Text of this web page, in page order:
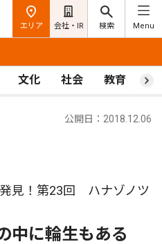
エリア 会社・IR 検索 Menu
文化 社会 教育 ス
公開日：2018.12.06
見！第23回 ハナゾノツ
中に輪生もある